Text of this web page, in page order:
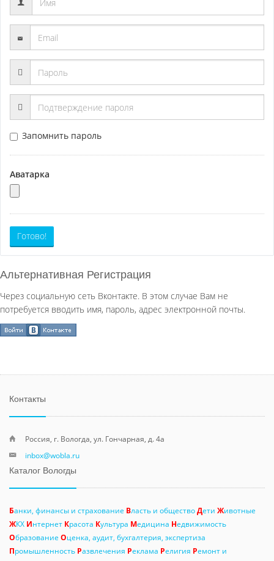
Запомнить пароль
Аватарка
Готово!
Альтернативная Регистрация
Через социальную сеть Вконтакте. В этом случае Вам не
потребуется вводить имя, пароль, адрес электронной почты.
Контакты
Россия, г. Вологда, ул. Гончарная, д. 4а
inbox@wobla.ru
Каталог Вологды
Банки, финансы и страхование Власть и обществоДети Животные
ЖКХ Интернет Красота Культура Медицина Недвижимость
Образование Оценка, аудит, бухгалтерия, экспертиза
Промышленность Развлечения Реклама Религия Ремонт и